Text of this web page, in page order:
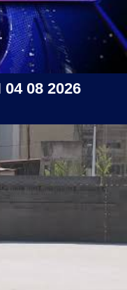
08 2026